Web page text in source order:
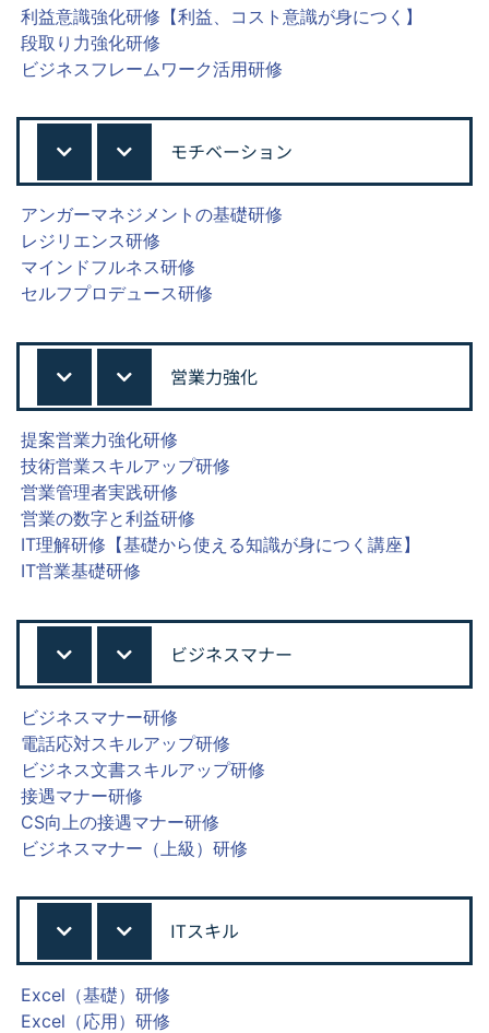
利益意識強化研修【利益、コスト意識が身につく】
段取り力強化研修
ビジネスフレームワーク活用研修
モチベーション
アンガーマネジメントの基礎研修
レジリエンス研修
マインドフルネス研修
セルフプロデュース研修
営業力強化
提案営業力強化研修
技術営業スキルアップ研修
営業管理者実践研修
営業の数字と利益研修
IT理解研修【基礎から使える知識が身につく講座】
IT営業基礎研修
ビジネスマナー
ビジネスマナー研修
電話応対スキルアップ研修
ビジネス文書スキルアップ研修
接遇マナー研修
CS向上の接遇マナー研修
ビジネスマナー（上級）研修
ITスキル
Excel（基礎）研修
Excel（応用）研修